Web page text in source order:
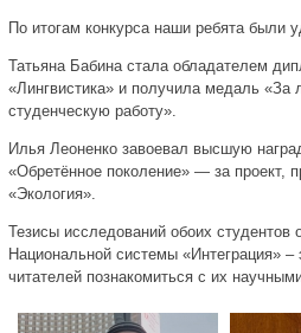
По итогам конкурса наши ребята были
Татьяна Бабина стала обладателем
«Лингвистика» и получила медаль
студенческую работу».
️Илья Леоненко завоевал высшую
«Обретённое поколение» — за проект,
«Экология».
Тезисы исследований обоих студентов
Национальной системы «Интеграция» –
читателей познакомиться с их